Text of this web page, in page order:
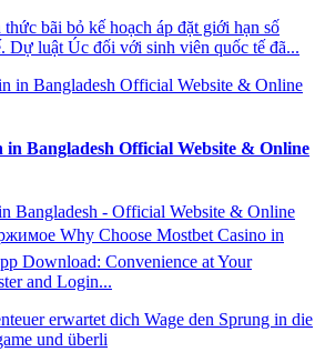
bãi bỏ kế hoạch áp đặt giới hạn số
Dự luật Úc đối với sinh viên quốc tế đã...
in Bangladesh Official Website & Online
Bangladesh - Official Website & Online
Why Choose Mostbet Casino in
Download: Convenience at Your
and Login...